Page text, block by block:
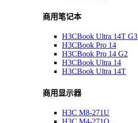
商用笔记本
H3CBook Ultra 14T G3
H3CBook Pro 14
H3CBook Pro 14 G2
H3CBook Ultra 14
H3CBook Ultra 14T
商用显示器
H3C M8-271U
H3C M4-271Q